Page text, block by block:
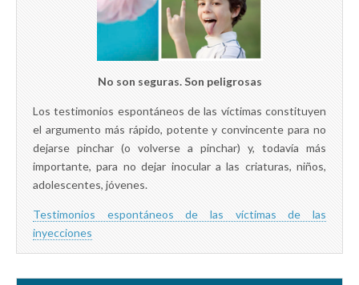
No son seguras. Son peligrosas
Los testimonios espontáneos de las víctimas constituyen
el argumento más rápido, potente y convincente para no
dejarse pinchar (o volverse a pinchar) y, todavía más
importante, para no dejar inocular a las criaturas, niños,
adolescentes, jóvenes.
Testimonios espontáneos de las víctimas de las
inyecciones